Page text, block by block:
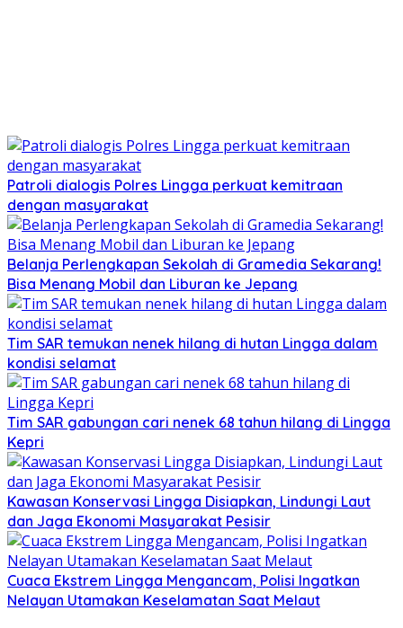
Patroli dialogis Polres Lingga perkuat kemitraan
dengan masyarakat
Belanja Perlengkapan Sekolah di Gramedia Sekarang!
Bisa Menang Mobil dan Liburan ke Jepang
Tim SAR temukan nenek hilang di hutan Lingga dalam
kondisi selamat
Tim SAR gabungan cari nenek 68 tahun hilang di Lingga
Kepri
Kawasan Konservasi Lingga Disiapkan, Lindungi Laut
dan Jaga Ekonomi Masyarakat Pesisir
Cuaca Ekstrem Lingga Mengancam, Polisi Ingatkan
Nelayan Utamakan Keselamatan Saat Melaut